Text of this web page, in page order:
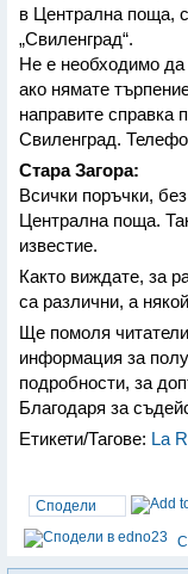
в Централна поща,
„Свиленград“.
Не е необходимо да
ако нямате
направите справка
Свиленград.
Стара Загора:
Всички поръчки,
Централна поща.
известие.
Както виждате, за
са различни, а
Ще помоля
информация за
подробности, за
Благодаря за
Етикети/Тагове: La
Сподели